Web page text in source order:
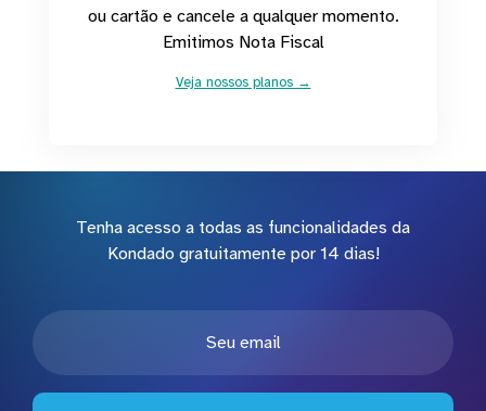
ou cartão e cancele a qualquer momento.
Emitimos Nota Fiscal
Veja nossos planos →
Tenha acesso a todas as funcionalidades da
Kondado gratuitamente por 14 dias!